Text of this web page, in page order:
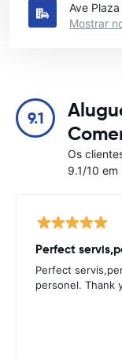
Ave
Mostrar
9.1
Os
9.1/10 em
Perfect
Perfect
personel. Thank